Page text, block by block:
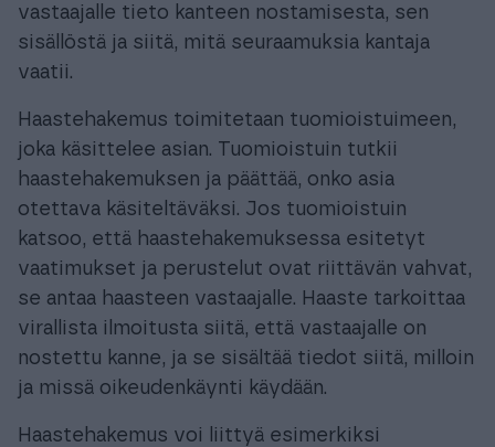
vastaajalle tieto kanteen nostamisesta, sen
sisällöstä ja siitä, mitä seuraamuksia kantaja
vaatii.
Haastehakemus toimitetaan tuomioistuimeen,
joka käsittelee asian. Tuomioistuin tutkii
haastehakemuksen ja päättää, onko asia
otettava käsiteltäväksi. Jos tuomioistuin
katsoo, että haastehakemuksessa esitetyt
vaatimukset ja perustelut ovat riittävän vahvat,
se antaa haasteen vastaajalle. Haaste tarkoittaa
virallista ilmoitusta siitä, että vastaajalle on
nostettu kanne, ja se sisältää tiedot siitä, milloin
ja missä oikeudenkäynti käydään.
Haastehakemus voi liittyä esimerkiksi